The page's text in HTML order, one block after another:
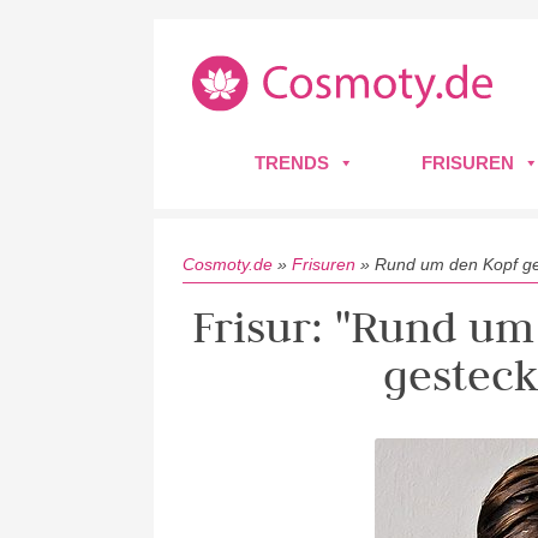
TRENDS FRISUREN
Cosmoty.de » Frisuren » Rund um den Kopf
Frisur: "Rund